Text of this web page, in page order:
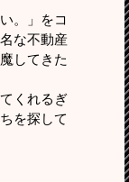
。」をコ
な不動産
してきた
くれるぎ
を探して